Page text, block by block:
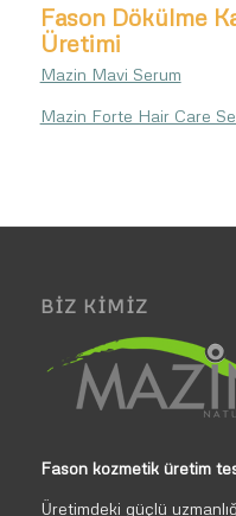
Fason Dökülme
Üretimi
Mazin Mavi Serum
Mazin Forte Hair Care
BIZ KIMIZ
Fason kozmetik üretim
Üretimdeki güçlü